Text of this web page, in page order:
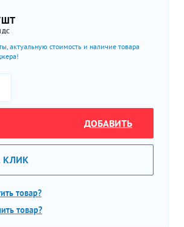
актуальную стоимость и наличие товара
ДОБАВИТЬ
КЛИК
товар?
товар?